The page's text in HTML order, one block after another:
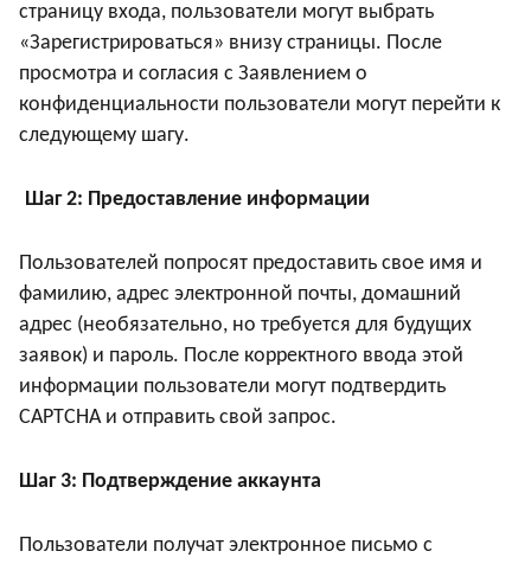
страницу входа, пользователи могут выбрать
«Зарегистрироваться» внизу страницы. После
просмотра и согласия с Заявлением о
конфиденциальности пользователи могут перейти к
следующему шагу.
Шаг 2: Предоставление информации
Пользователей попросят предоставить свое имя и
фамилию, адрес электронной почты, домашний
адрес (необязательно, но требуется для будущих
заявок) и пароль. После корректного ввода этой
информации пользователи могут подтвердить
CAPTCHA и отправить свой запрос.
Шаг 3: Подтверждение аккаунта
Пользователи получат электронное письмо с